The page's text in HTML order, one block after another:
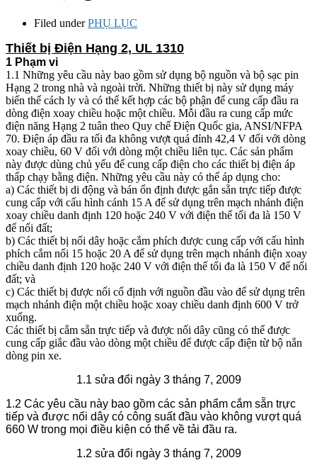
Filed underPHỤ LỤC
Thiết bị Điện Hạng 2, UL 1310
1 Phạm vi
1.1 Những yêu cầu này bao gồm sử dụng bộ nguồn và bộ sạc pin
Hạng 2 trong nhà và ngoài trời. Những thiết bị này sử dụng máy
biến thế cách ly và có thể kết hợp các bộ phận để cung cấp đầu ra
dòng điện xoay chiều hoặc một chiều. Mỗi đầu ra cung cấp mức
điện năng Hạng 2 tuân theo Quy chế Điện Quốc gia, ANSI/NFPA
70. Điện áp đầu ra tối đa không vượt quá đỉnh 42,4 V đối với dòng
xoay chiều, 60 V đối với dòng một chiều liên tục. Các sản phẩm
này được dùng chủ yếu để cung cấp điện cho các thiết bị điện áp
thấp chạy bằng điện. Những yêu cầu này có thể áp dụng cho:
a) Các thiết bị di động và bán ổn định được gắn sẵn trực tiếp được
cung cấp với cấu hình cánh 15 A để sử dụng trên mạch nhánh điện
xoay chiều danh định 120 hoặc 240 V với điện thế tối đa là 150 V
để nối đất;
b) Các thiết bị nối dây hoặc cắm phích được cung cấp với cấu hình
phích cắm nối 15 hoặc 20 A để sử dụng trên mạch nhánh điện xoay
chiều danh định 120 hoặc 240 V với điện thế tối đa là 150 V để nối
đất; và
c) Các thiết bị được nối cố định với nguồn đầu vào để sử dụng trên
mạch nhánh điện một chiều hoặc xoay chiều danh định 600 V trở
xuống.
Các thiết bị cắm sẵn trực tiếp và được nối dây cũng có thể được
cung cấp giắc đầu vào dòng một chiều để được cấp điện từ bộ nắn
dòng pin xe.
1.1 sửa đổi ngày 3 tháng 7, 2009
1.2 Các yêu cầu này bao gồm các sản phẩm cắm sẵn trực
tiếp và được nối dây có công suất đầu vào không vượt quá
660 W trong mọi điều kiện có thể về tải đầu ra.
1.2 sửa đổi ngày 3 tháng 7, 2009